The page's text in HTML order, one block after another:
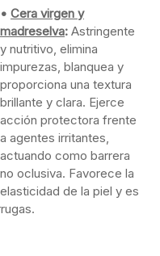
• Cera virgen y
madreselva: Astringente
y nutritivo, elimina
impurezas, blanquea y
proporciona una textura
brillante y clara. Ejerce
acción protectora frente
a agentes irritantes,
actuando como barrera
no oclusiva. Favorece la
elasticidad de la piel y es